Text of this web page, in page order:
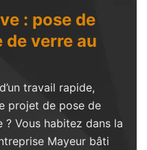
: pose de
verre au
travail rapide,
projet de pose de
Vous habitez dans la
Mayeur bâti